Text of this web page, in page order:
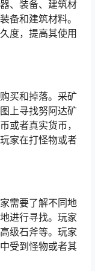
、装备、建筑材
备和建筑材料。
度，提高其使用
买和掉落。采矿
上寻找努阿达矿
或者真实货币，
家在打怪物或者
需要了解不同地
进行寻找。玩家
级石斧等。玩家
受到怪物或者其